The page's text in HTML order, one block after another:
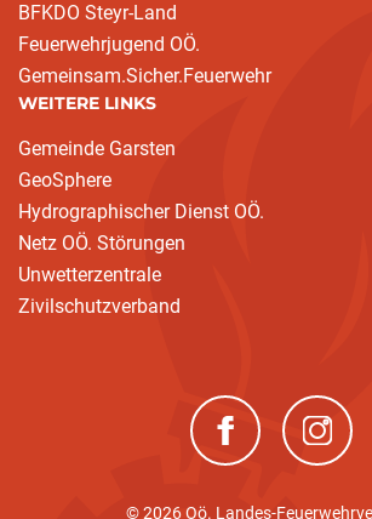
BFKDO Steyr-Land
Feuerwehrjugend OÖ.
Gemeinsam.Sicher.Feuerwehr
WEITERE LINKS
Gemeinde Garsten
GeoSphere
Hydrographischer Dienst OÖ.
Netz OÖ. Störungen
Unwetterzentrale
Zivilschutzverband
(neues Fenster)
© 2026 Oö. Landes-